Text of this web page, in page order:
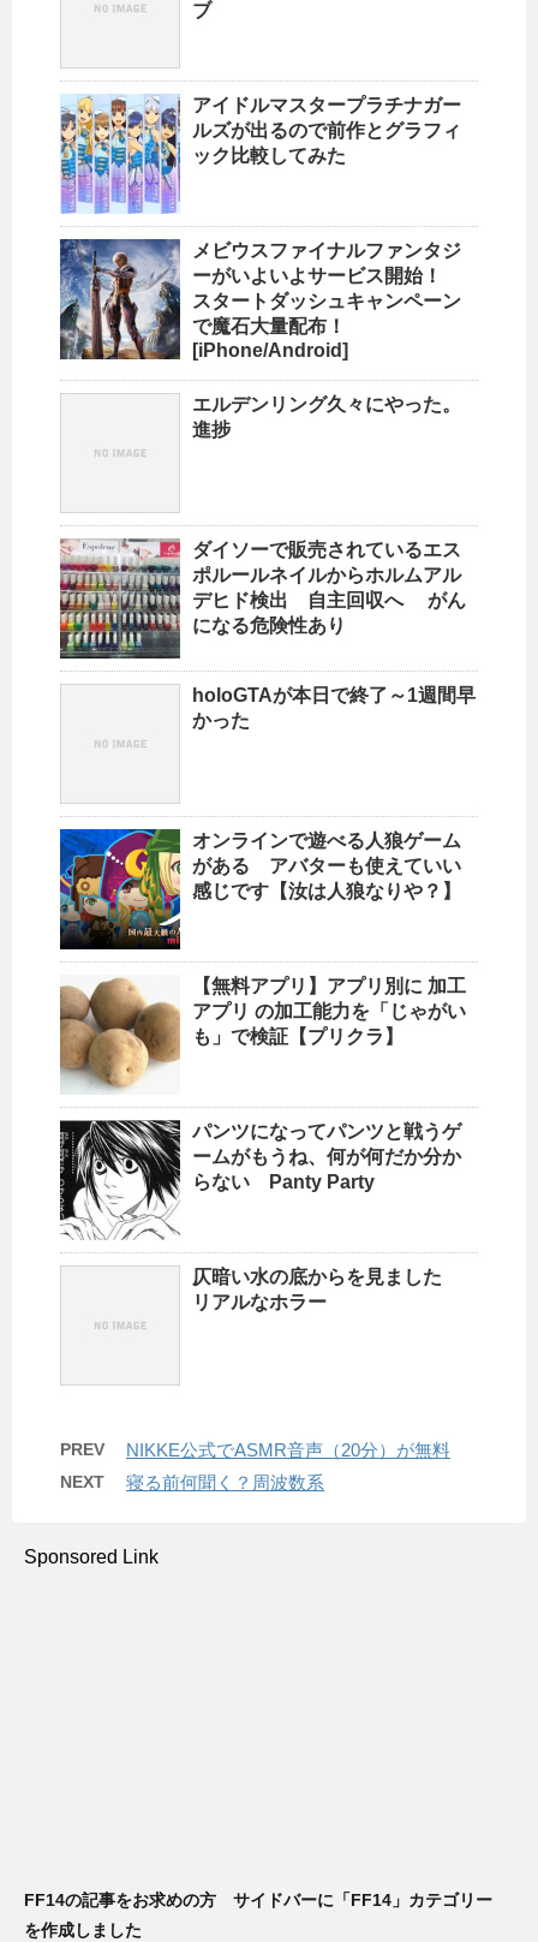
ブ
アイドルマスタープラチナガー
ルズが出るので前作とグラフィ
ック比較してみた
メビウスファイナルファンタジ
ーがいよいよサービス開始！
スタートダッシュキャンペーン
で魔石大量配布！
[iPhone/Android]
エルデンリング久々にやった。
進捗
ダイソーで販売されているエス
ポルールネイルからホルムアル
デヒド検出 自主回収へ がん
になる危険性あり
holoGTAが本日で終了～1週間早
かった
オンラインで遊べる人狼ゲーム
がある アバターも使えていい
感じです【汝は人狼なりや？】
【無料アプリ】アプリ別に 加工
アプリ の加工能力を「じゃがい
も」で検証【プリクラ】
パンツになってパンツと戦うゲ
ームがもうね、何が何だか分か
らない Panty Party
仄暗い水の底からを見ました
リアルなホラー
PREV NIKKE公式でASMR音声（20分）が無料
NEXT 寝る前何聞く？周波数系
Sponsored Link
FF14の記事をお求めの方 サイドバーに「FF14」カテゴリー
を作成しました